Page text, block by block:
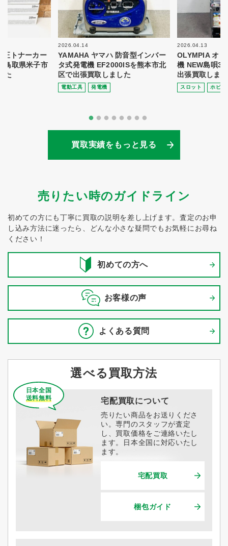
トナーカー
鳥取県米子市
た
2026.04.14
YAMAHA ヤマハ 防音型インバー
タ式発電機 EF2000ISを熊本市北
区で出張買取しました
電動⼯具 発電機
2026.04.13
OLYMPIA オ
機 NEW島唄
出張買取しま
スロット ホビー
買取実績をもっと見る
売りたい時のガイドライン
初めての方にも丁寧に買取の説明を差し上げます。査定のお申
し込み方法に迷ったら、どんな小さな疑問でもお気軽にお尋ね
ください！
初めての方へ
お客様の声
よくある質問
選べる買取方法
宅配買取について
日本全国
送料無料
売りたい商品をお送りくださ
い。専門のスタッフが査定
し、買取価格をご連絡いたし
ます。日本全国に対応いたし
ます。
宅配買取
梱包ガイド